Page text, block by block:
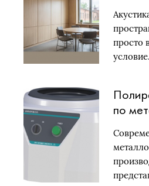
Хобби
Разное
Праздники
и
просто
по